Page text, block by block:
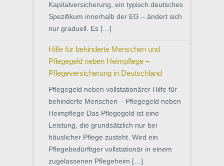
Kapitalversicherung, ein typisch deutsches
Spezifikum innerhalb der EG – ändert sich
nur graduell. Es […]
Hilfe für behinderte Menschen und
Pflegegeld neben Heimpflege –
Pflegeversicherung in Deutschland
Pflegegeld neben vollstationärer Hilfe für
behinderte Menschen – Pflegegeld neben
Heimpflege Das Pflegegeld ist eine
Leistung, die grundsätzlich nur bei
häuslicher Pflege zusteht. Wird ein
Pflegebedürftiger vollstationär in einem
zugelassenen Pflegeheim […]